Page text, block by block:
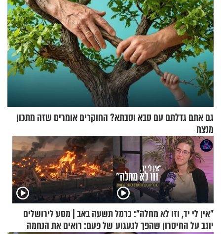
גם אתם גדלתם עם סבא וסבתא? החוקרים אומרים שזה מתכון
מנצח
"אין לי יד, וזו לא מחלה": כרמל
יוגב על החיסרון שהפך לגעגוע
תשעה באב | מסע לירושלים
של פעם: רואים את הנחמה